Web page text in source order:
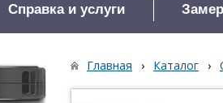
Справка и услуги
Главная › Каталог ›